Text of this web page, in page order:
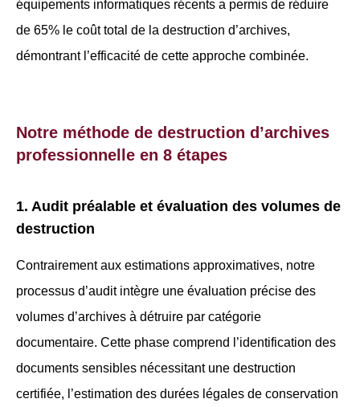
équipements informatiques récents a permis de réduire
de 65% le coût total de la destruction d’archives,
démontrant l’efficacité de cette approche combinée.
Notre méthode de destruction d’archives
professionnelle en 8 étapes
1. Audit préalable et évaluation des volumes de
destruction
Contrairement aux estimations approximatives, notre
processus d’audit intègre une évaluation précise des
volumes d’archives à détruire par catégorie
documentaire. Cette phase comprend l’identification des
documents sensibles nécessitant une destruction
certifiée, l’estimation des durées légales de conservation